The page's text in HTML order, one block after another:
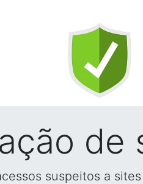
de
suspeitos a